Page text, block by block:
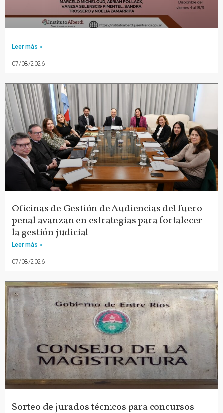
Leer más »
07/08/2026
Oficinas de Gestión de Audiencias del fuero
penal avanzan en estrategias para fortalecer
la gestión judicial
Leer más »
07/08/2026
Sorteo de jurados técnicos para concursos